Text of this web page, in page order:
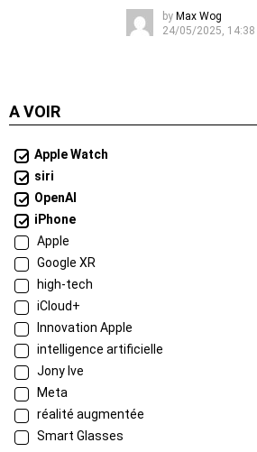
by Max Wog
24/05/2025, 14:38
A VOIR
Apple Watch
siri
OpenAI
iPhone
Apple
Google XR
high-tech
iCloud+
Innovation Apple
intelligence artificielle
Jony Ive
Meta
réalité augmentée
Smart Glasses